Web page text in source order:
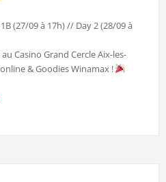
(27/09 à 17h) // Day 2 (28/09 à
Casino Grand Cercle Aix-les-
& Goodies Winamax !